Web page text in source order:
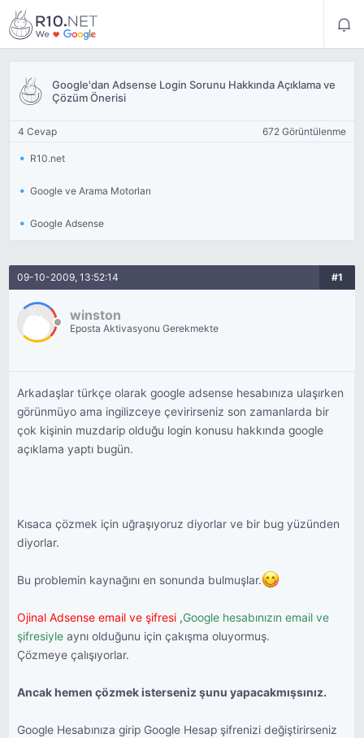
Google'dan Adsense Login Sorunu Hakkında Açıklama ve
Çözüm Önerisi
4 Cevap 672 Görüntülenme
R10.net
Google ve Arama Motorları
Google Adsense
09-10-2009, 13:52:14 #1
winston
Eposta Aktivasyonu Gerekmekte
Arkadaşlar türkçe olarak google adsense hesabınıza ulaşırken
görünmüyo ama ingilizceye çevirirseniz son zamanlarda bir
çok kişinin muzdarip olduğu login konusu hakkında google
açıklama yaptı bugün.
Kısaca çözmek için uğraşıyoruz diyorlar ve bir bug yüzünden
diyorlar.
Bu problemin kaynağını en sonunda bulmuşlar.
Ojinal Adsense email ve şifresi ,Google hesabınızın email ve
şifresiyle aynı olduğunu için çakışma oluyormuş.
Çözmeye çalışıyorlar.
Ancak hemen çözmek isterseniz şunu yapacakmışsınız.
Google Hesabınıza girip Google Hesap şifrenizi değiştirirseniz